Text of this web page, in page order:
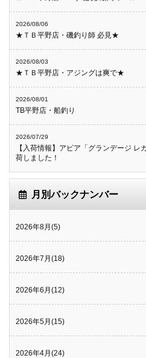
2026/08/06
★ＴＢ平野店・磯釣り師 必見★
2026/08/03
★ＴＢ平野店・アジングは爽で★
2026/08/01
TB平野店・船釣り
2026/07/29
【入荷情報】アピア「グランデージ レ
荷しました！
月別バックナンバー
2026年8月(5)
2026年7月(18)
2026年6月(12)
2026年5月(15)
2026年4月(24)